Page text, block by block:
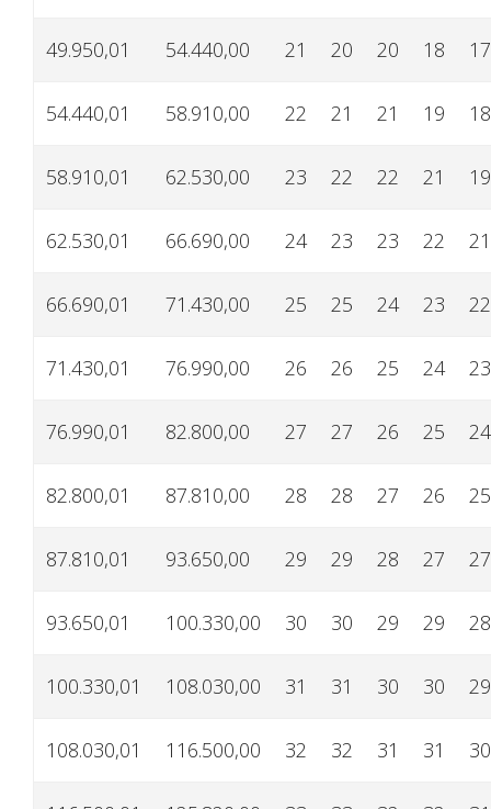
49.950,01 54.440,00 21 20 20 18 17
54.440,01 58.910,00 22 21 21 19 18
58.910,01 62.530,00 23 22 22 21 19
62.530,01 66.690,00 24 23 23 22 21
66.690,01 71.430,00 25 25 24 23 22
71.430,01 76.990,00 26 26 25 24 23
76.990,01 82.800,00 27 27 26 25 24
82.800,01 87.810,00 28 28 27 26 25
87.810,01 93.650,00 29 29 28 27 27
93.650,01 100.330,00 30 30 29 29 28
100.330,01 108.030,00 31 31 30 30 29
108.030,01 116.500,00 32 32 31 31 30